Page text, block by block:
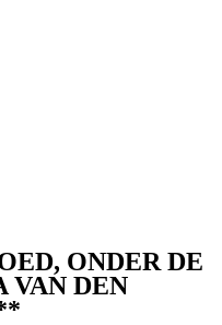
ONDER DE
VAN DEN